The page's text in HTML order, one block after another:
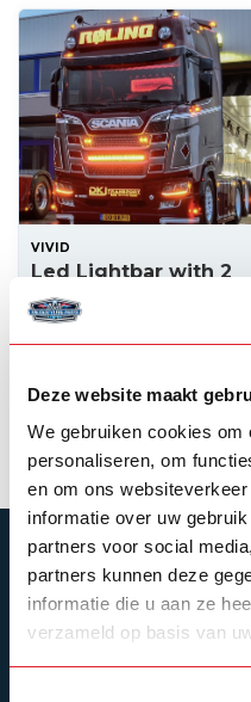
Deze website maakt
We gebruiken cookies
personaliseren, om
en om ons
informatie over uw
partners voor social
partners kunnen deze
informatie die u aan ze
verzameld op basis van
VIVID
Led Lightbar with 2
colour Strobe
function
View product
SUBSCRIBE TO
Stay up to date with